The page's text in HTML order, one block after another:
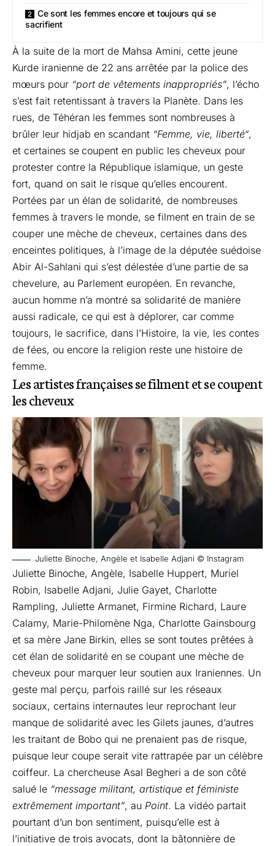
Ce sont les femmes encore et toujours qui se
sacrifient
À la suite de la mort de Mahsa Amini, cette jeune
Kurde iranienne de 22 ans arrêtée par la police des
mœurs pour “port de vêtements inappropriés”, l’écho
s’est fait retentissant à travers la Planète. Dans les
rues, de Téhéran les femmes sont nombreuses à
brûler leur hidjab en scandant “Femme, vie, liberté“,
et certaines se coupent en public les cheveux pour
protester contre la République islamique, un geste
fort, quand on sait le risque qu’elles encourent.
Portées par un élan de solidarité, de nombreuses
femmes à travers le monde, se filment en train de se
couper une mèche de cheveux, certaines dans des
enceintes politiques, à l’image de la députée suédoise
Abir Al-Sahlani qui s’est délestée d’une partie de sa
chevelure, au Parlement européen. En revanche,
aucun homme n’a montré sa solidarité de manière
aussi radicale, ce qui est à déplorer, car comme
toujours, le sacrifice, dans l’Histoire, la vie, les contes
de fées, ou encore la religion reste une histoire de
femme.
Les artistes françaises se filment et se coupent
les cheveux
Juliette Binoche, Angèle et Isabelle Adjani © Instagram
Juliette Binoche, Angèle, Isabelle Huppert, Muriel
Robin, Isabelle Adjani, Julie Gayet, Charlotte
Rampling, Juliette Armanet, Firmine Richard, Laure
Calamy, Marie-Philomène Nga, Charlotte Gainsbourg
et sa mère Jane Birkin, elles se sont toutes prêtées à
cet élan de solidarité en se coupant une mèche de
cheveux pour marquer leur soutien aux Iraniennes. Un
geste mal perçu, parfois raillé sur les réseaux
sociaux, certains internautes leur reprochant leur
manque de solidarité avec les Gilets jaunes, d’autres
les traitant de Bobo qui ne prenaient pas de risque,
puisque leur coupe serait vite rattrapée par un célèbre
coiffeur. La chercheuse Asal Begheri a de son côté
salué le “message militant, artistique et féministe
extrêmement important”, au Point. La vidéo partait
pourtant d’un bon sentiment, puisqu’elle est à
l’initiative de trois avocats, dont la bâtonnière de